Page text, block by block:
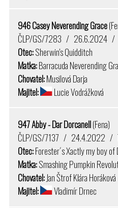
946 Casey Neverending Grace
ČLP/GS/7283 / 26.6.2024 /
Otec:Sherwin's Quidditch
Matka:Barracuda Neverending
Chovatel:Musilová Darja
Majitel:
Lucie Vodrážková
947 Abby - Dar Dorcanell(Fena)
ČLP/GS/7137 / 24.4.2022 /
Otec:Forester´s Xactly my boy
Matka:Smashing Pumpkin
Chovatel:Jan Štrof Klára Horáková
Majitel:
Vladimír Drnec